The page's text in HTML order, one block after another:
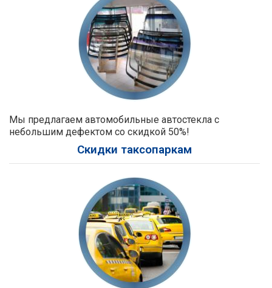
Мы предлагаем автомобильные автостекла с
небольшим дефектом со скидкой 50%!
Скидки таксопаркам